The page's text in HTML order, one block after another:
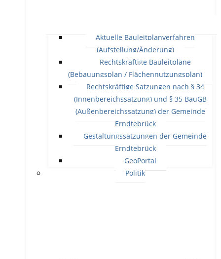
Aktuelle Bauleitplanverfahren
(Aufstellung/Änderung)
Rechtskräftige Bauleitpläne
(Bebauungsplan / Flächennutzungsplan)
Rechtskräftige Satzungen nach § 34
(Innenbereichssatzung) und § 35 BauGB
(Außenbereichssatzung) der Gemeinde
Erndtebrück
Gestaltungssatzungen der Gemeinde
Erndtebrück
GeoPortal
Politik